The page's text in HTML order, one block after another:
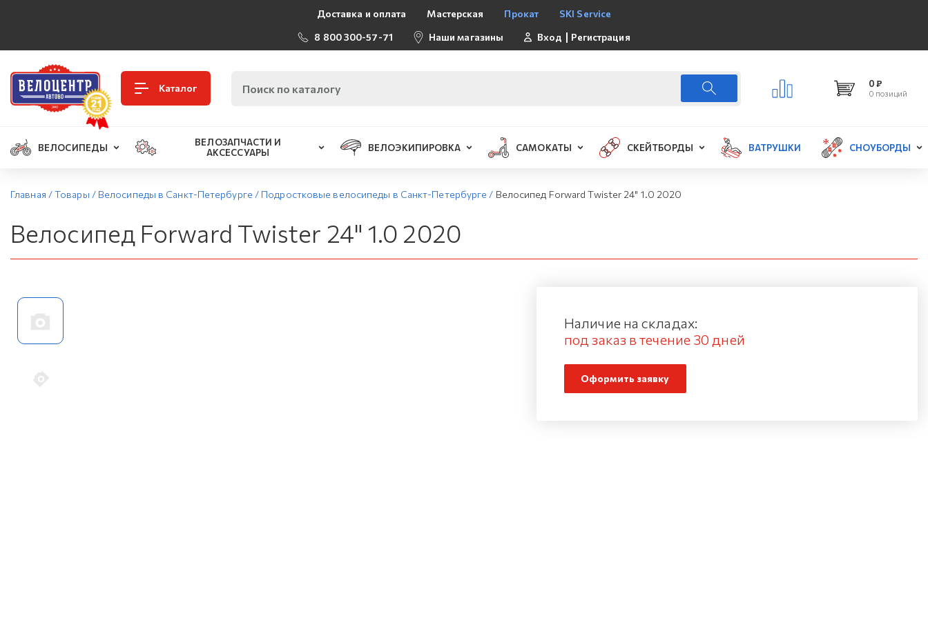
Доставка и оплата Мастерская Прокат
SKI Service
8 800 300-57-71
Наши магазины Вход Регистрация
Каталог 0 ₽
0 позиций
ВЕЛОСИПЕДЫ
ВЕЛОЗАПЧАСТИ И
АКСЕССУАРЫ
ВЕЛОЭКИПИРОВКА САМОКАТЫ СКЕЙТБОРДЫ ВАТРУШКИ СНОУБОРДЫ
Главная /Товары / Велосипеды в Санкт-Петербурге / Подростковые велосипеды в Санкт-Петербурге / Велосипед Forward Twister 24" 1.0 2020
Велосипед Forward Twister 24" 1.0 2020
Наличие на складах:
под заказ в течение 30 дней
Оформить заявку